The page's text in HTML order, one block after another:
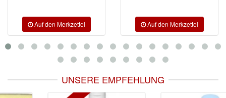
UNSERE EMPFEHLUNG